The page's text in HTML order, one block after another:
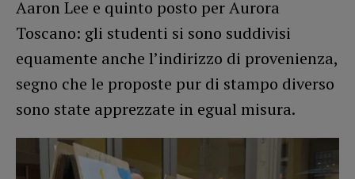
Aaron Lee e quinto posto per Aurora
Toscano: gli studenti si sono suddivisi
equamente anche l’indirizzo di provenienza,
segno che le proposte pur di stampo diverso
sono state apprezzate in egual misura.